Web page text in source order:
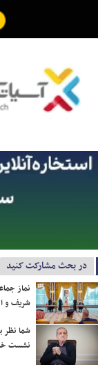
در بحث مشارکت کنید
نماز
شریف و
شما نظر
نشست